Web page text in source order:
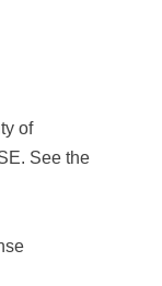
of
See the